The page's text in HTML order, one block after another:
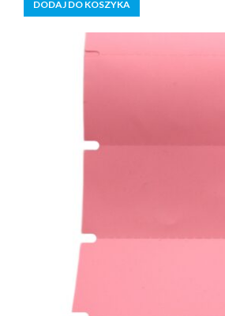
DODAJ DO KOSZYKA